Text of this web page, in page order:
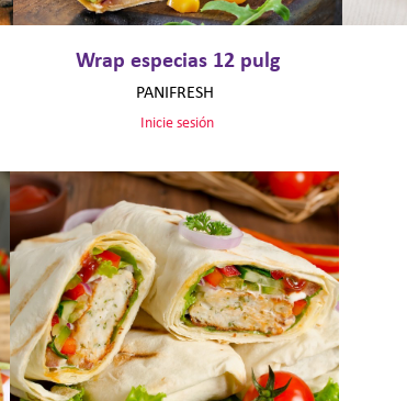
Wrap especias 12 pulg
PANIFRESH
Inicie sesión